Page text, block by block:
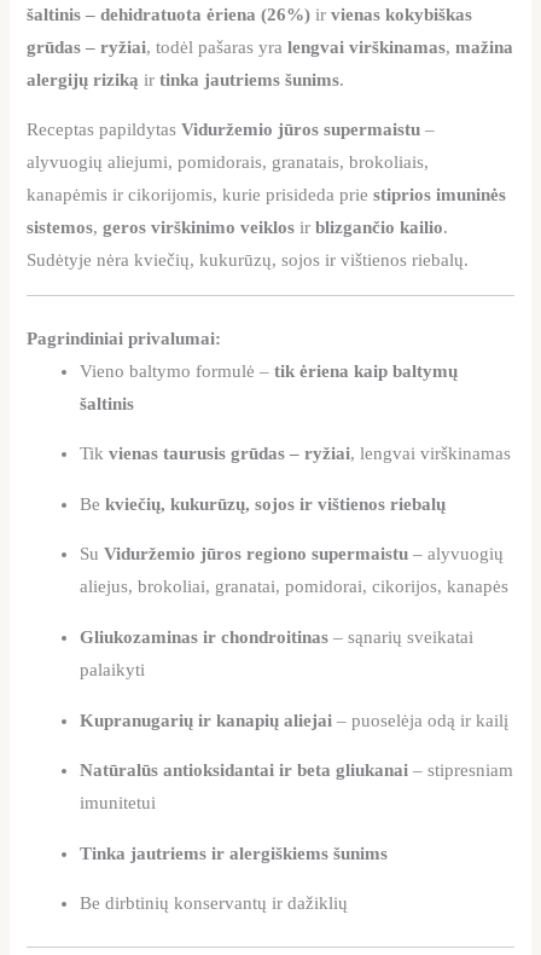
šaltinis – dehidratuota ėriena (26%) irvienas kokybiškas
grūdas – ryžiai, todėl pašaras yralengvai virškinamas,mažina
alergijų riziką irtinka jautriems šunims.
Receptas papildytasViduržemio jūros supermaistu –
alyvuogių aliejumi, pomidorais, granatais, brokoliais,
kanapėmis ir cikorijomis, kurie prisideda priestiprios imuninės
sistemos,geros virškinimo veiklos irblizgančio kailio.
Sudėtyje nėra kviečių, kukurūzų, sojos ir vištienos riebalų.
Pagrindiniai privalumai:
Vieno baltymo formulė –tik ėriena kaip baltymų
šaltinis
Tikvienas taurusis grūdas – ryžiai, lengvai virškinamas
Bekviečių, kukurūzų, sojos ir vištienos riebalų
SuViduržemio jūros regiono supermaistu – alyvuogių
aliejus, brokoliai, granatai, pomidorai, cikorijos, kanapės
Gliukozaminas ir chondroitinas – sąnarių sveikatai
palaikyti
Kupranugarių ir kanapių aliejai – puoselėja odą ir kailį
Natūralūs antioksidantai ir beta gliukanai – stipresniam
imunitetui
Tinka jautriems ir alergiškiems šunims
Be dirbtinių konservantų ir dažiklių